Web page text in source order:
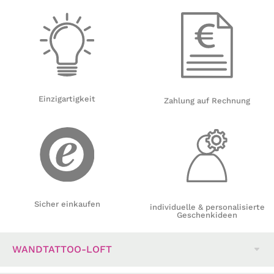
Einzigartigkeit
Sicher einkaufen
Zahlung auf Rechnung
individuelle & personalisierte
Geschenkideen
WANDTATTOO-LOFT